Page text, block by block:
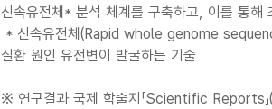
신속유전체* 분석 체계를 구축하고, 이를 통해
* 신속유전체(Rapid whole genome
질환 원인 유전변이 발굴하는 기술
※ 연구결과 국제 학술지「Scientific Reports